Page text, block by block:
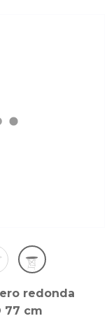
redonda
77 cm